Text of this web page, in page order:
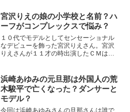
に生まれましたが、スパルタ教育を幼少
期から受けてきたそ...
宮沢りえの娘の小学校と名前？ハ
ーフがコンプレックスで悩み？
１０代でモデルとしてセンセーショナル
なデビューを飾った宮沢りえさん。宮沢
りえさんが１１才の時出演したＣＭは大
ね。現在４３才となられた宮沢りえさん
は、長い芸能生活の中であら...
浜崎あゆみの元旦那は外国人の荒
木駿平で亡くなった？ダンサーと
モデル？
今回は浜崎あゆみさんの旦那さんは誰で